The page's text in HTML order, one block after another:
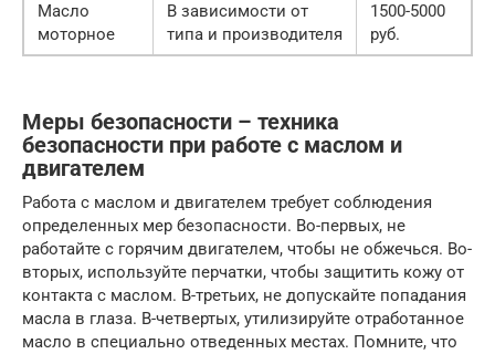
Масло
моторное
В зависимости от
типа и производителя
1500-5000
руб.
Меры безопасности – техника
безопасности при работе с маслом и
двигателем
Работа с маслом и двигателем требует соблюдения
определенных мер безопасности. Во-первых, не
работайте с горячим двигателем, чтобы не обжечься. Во-
вторых, используйте перчатки, чтобы защитить кожу от
контакта с маслом. В-третьих, не допускайте попадания
масла в глаза. В-четвертых, утилизируйте отработанное
масло в специально отведенных местах. Помните, что